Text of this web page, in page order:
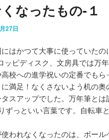
なったもの-１
27日
はかつて大事に使っていたの
ッピディスク、文房具では万
校への進学祝いの定番でも
満足！なくさないよう机の
スアップでした。万年筆とは
ずっといい言葉です。自転車
われなくなったのは、ボー